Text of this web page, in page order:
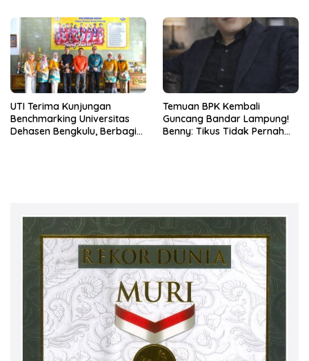
UTI Terima Kunjungan
Benchmarking Universitas
Dehasen Bengkulu, Berbagi
Temuan BPK Kembali
Guncang Bandar Lampung!
Benny: Tikus Tidak Pernah